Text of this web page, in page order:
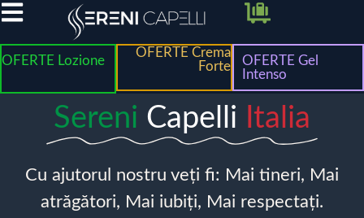
OFERTE Lozione
OFERTE Crema
Forte
OFERTE Gel
Intenso
Sereni Capelli Italia
Cu ajutorul nostru veți fi: Mai tineri, Mai
atrăgători, Mai iubiți, Mai respectați.